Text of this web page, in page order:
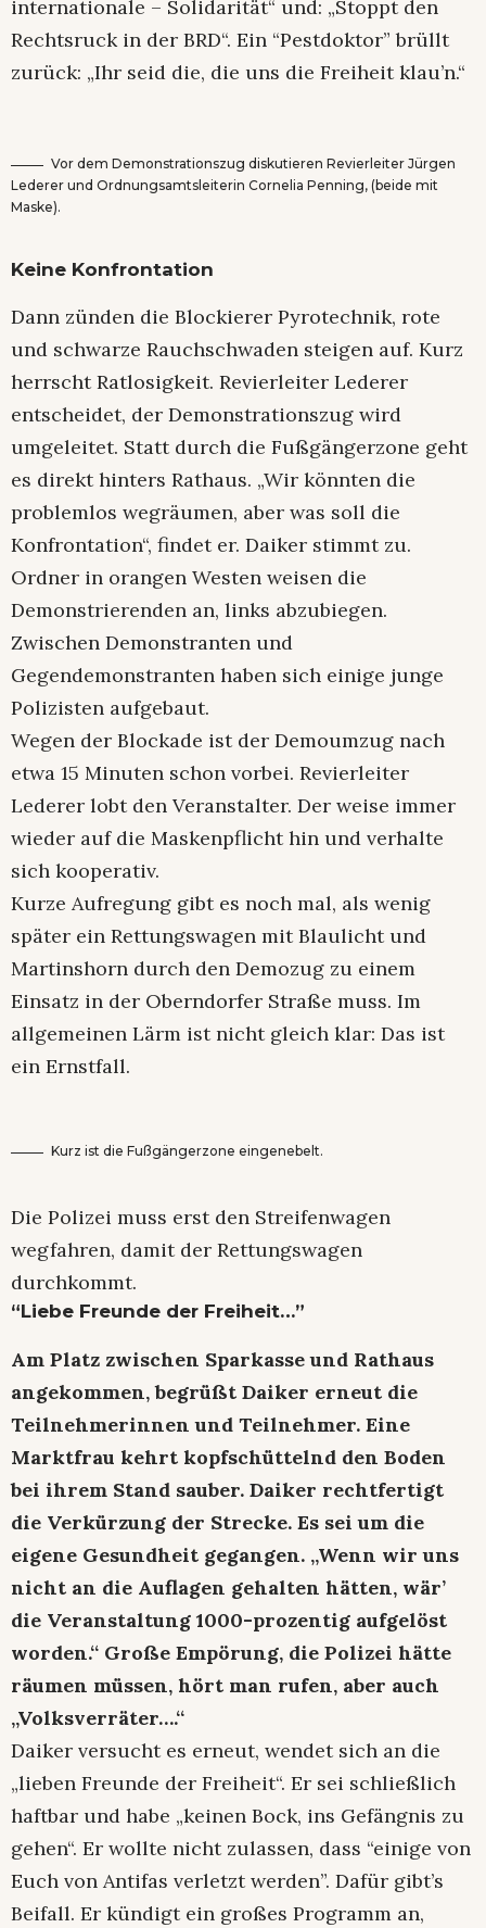
internationale – Solidarität“ und: „Stoppt den
Rechtsruck in der BRD“. Ein “Pestdoktor” brüllt
zurück: „Ihr seid die, die uns die Freiheit klau’n.“
Vor dem Demonstrationszug diskutieren Revierleiter Jürgen
Lederer und Ordnungsamtsleiterin Cornelia Penning, (beide mit
Maske).
Keine Konfrontation
Dann zünden die Blockierer Pyrotechnik, rote
und schwarze Rauchschwaden steigen auf. Kurz
herrscht Ratlosigkeit. Revierleiter Lederer
entscheidet, der Demonstrationszug wird
umgeleitet. Statt durch die Fußgängerzone geht
es direkt hinters Rathaus. „Wir könnten die
problemlos wegräumen, aber was soll die
Konfrontation“, findet er. Daiker stimmt zu.
Ordner in orangen Westen weisen die
Demonstrierenden an, links abzubiegen.
Zwischen Demonstranten und
Gegendemonstranten haben sich einige junge
Polizisten aufgebaut.
Wegen der Blockade ist der Demoumzug nach
etwa 15 Minuten schon vorbei. Revierleiter
Lederer lobt den Veranstalter. Der weise immer
wieder auf die Maskenpflicht hin und verhalte
sich kooperativ.
Kurze Aufregung gibt es noch mal, als wenig
später ein Rettungswagen mit Blaulicht und
Martinshorn durch den Demozug zu einem
Einsatz in der Oberndorfer Straße muss. Im
allgemeinen Lärm ist nicht gleich klar: Das ist
ein Ernstfall.
Kurz ist die Fußgängerzone eingenebelt.
Die Polizei muss erst den Streifenwagen
wegfahren, damit der Rettungswagen
durchkommt.
“Liebe Freunde der Freiheit…”
Am Platz zwischen Sparkasse und Rathaus
angekommen, begrüßt Daiker erneut die
Teilnehmerinnen und Teilnehmer. Eine
Marktfrau kehrt kopfschüttelnd den Boden
bei ihrem Stand sauber. Daiker rechtfertigt
die Verkürzung der Strecke. Es sei um die
eigene Gesundheit gegangen. „Wenn wir uns
nicht an die Auflagen gehalten hätten, wär’
die Veranstaltung 1000-prozentig aufgelöst
worden.“ Große Empörung, die Polizei hätte
räumen müssen, hört man rufen, aber auch
„Volksverräter….“
Daiker versucht es erneut, wendet sich an die
„lieben Freunde der Freiheit“. Er sei schließlich
haftbar und habe „keinen Bock, ins Gefängnis zu
gehen“. Er wollte nicht zulassen, dass “einige von
Euch von Antifas verletzt werden”. Dafür gibt’s
Beifall. Er kündigt ein großes Programm an,